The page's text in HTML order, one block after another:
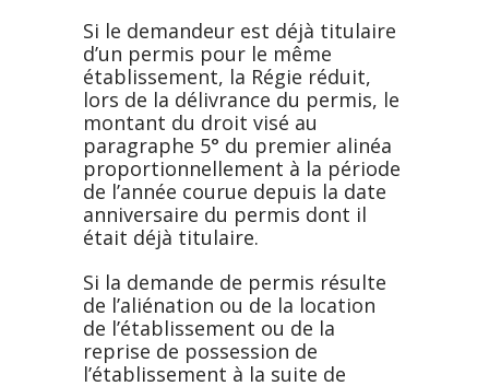
Si le demandeur est déjà titulaire
d’un permis pour le même
établissement, la Régie réduit,
lors de la délivrance du permis, le
montant du droit visé au
paragraphe 5° du premier alinéa
proportionnellement à la période
de l’année courue depuis la date
anniversaire du permis dont il
était déjà titulaire.
Si la demande de permis résulte
de l’aliénation ou de la location
de l’établissement ou de la
reprise de possession de
l’établissement à la suite de